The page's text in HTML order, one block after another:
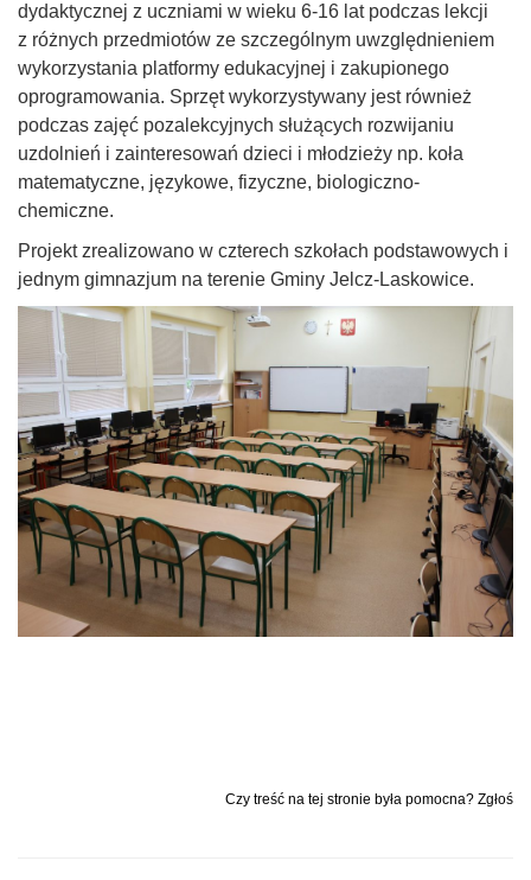
dydaktycznej z uczniami w wieku 6-16 lat podczas lekcji
z różnych przedmiotów ze szczególnym uwzględnieniem
wykorzystania platformy edukacyjnej i zakupionego
oprogramowania. Sprzęt wykorzystywany jest również
podczas zajęć pozalekcyjnych służących rozwijaniu
uzdolnień i zainteresowań dzieci i młodzieży np. koła
matematyczne, językowe, fizyczne, biologiczno-
chemiczne.
Projekt zrealizowano w czterech szkołach podstawowych i
jednym gimnazjum na terenie Gminy Jelcz-Laskowice.
Czy treść na tej stronie była pomocna? Zgłoś